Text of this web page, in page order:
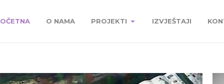
O NAMA PROJEKTI IZVJEŠTAJI